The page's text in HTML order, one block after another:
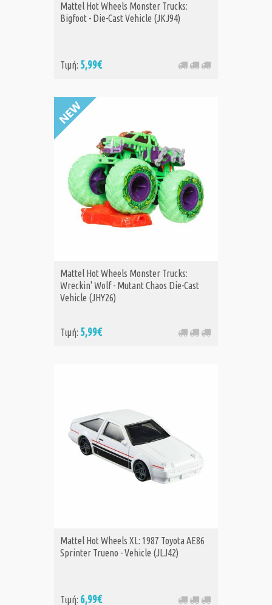
Mattel Hot Wheels Monster Trucks:
Bigfoot - Die-Cast Vehicle (JKJ94)
Τιμή: 5,99€
Mattel Hot Wheels Monster Trucks:
Wreckin' Wolf - Mutant Chaos Die-Cast
Vehicle (JHY26)
Τιμή: 5,99€
Mattel Hot Wheels XL: 1987 Toyota AE86
Sprinter Trueno - Vehicle (JLJ42)
Τιμή: 6,99€